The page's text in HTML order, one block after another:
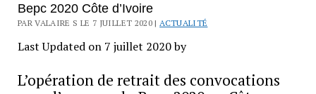
Bepc 2020 Côte d’Ivoire
PAR VALAIRE S LE 7 JUILLET 2020 | ACTUALITÉ
Last Updated on 7 juillet 2020 by
L’opération de retrait des convocations